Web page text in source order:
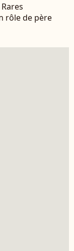
rôle de père